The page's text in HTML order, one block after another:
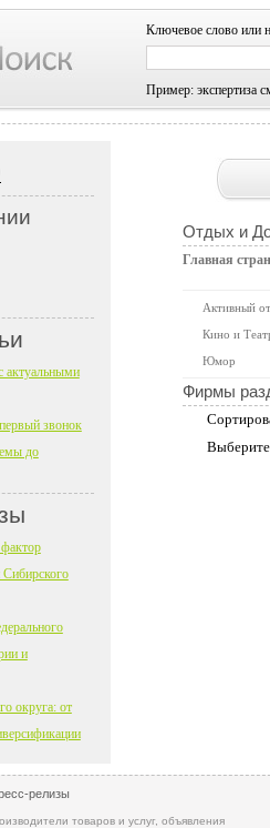
Ключевое слово или
Пример: экспертиза
Отдых и
Главная
Активный
Кино и
Юмор
Фирмы
актуальными
звонок
до
Сибирского
и
округа: от
релизы
товаров и услуг, объявления